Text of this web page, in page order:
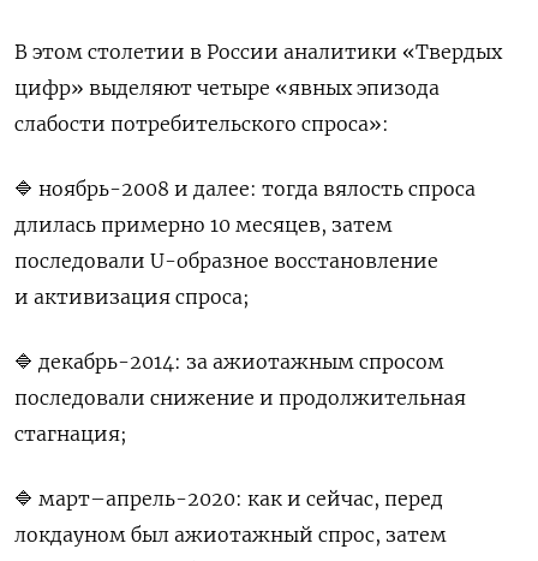
В этом столетии в России аналитики «Твердых
цифр» выделяют четыре «явных эпизода
слабости потребительского спроса»:
🔷 ноябрь-2008 и далее: тогда вялость спроса
длилась примерно 10 месяцев, затем
последовали U-образное восстановление
и активизация спроса;
🔷 декабрь-2014: за ажиотажным спросом
последовали снижение и продолжительная
стагнация;
🔷 март–апрель-2020: как и сейчас, перед
локдауном был ажиотажный спрос, затем